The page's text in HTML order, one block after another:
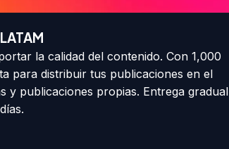
la calidad del contenido. Con 1,000
para distribuir tus publicaciones en el
y publicaciones propias. Entrega gradual